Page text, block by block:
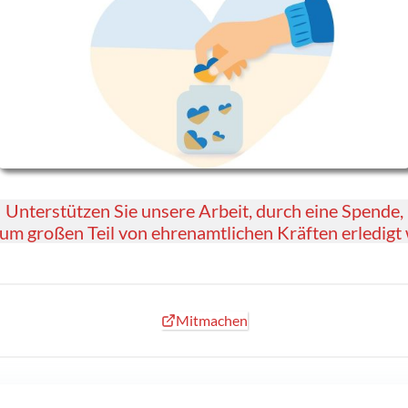
Unterstützen Sie unsere Arbeit, durch eine Spende,
großen Teil von ehrenamtlichen Kräften erledigt
Mitmachen